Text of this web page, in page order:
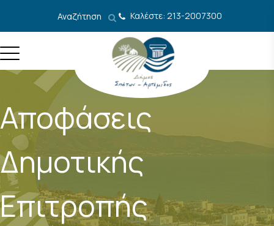
Αναζήτηση Καλέστε: 213-2007300
Αποφάσεις
Δημοτικής
Επιτροπής